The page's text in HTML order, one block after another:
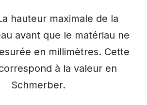
hauteur maximale de la
avant que le matériau ne
en millimètres. Cette
à la valeur en
Schmerber.